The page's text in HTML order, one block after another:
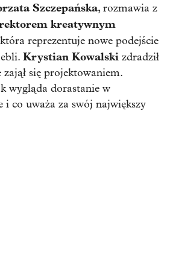
Szczepańska, rozmawia z
kreatywnym
reprezentuje nowe podejście
Krystian Kowalski zdradził
zajął się projektowaniem.
wygląda dorastanie w
co uważa za swój największy